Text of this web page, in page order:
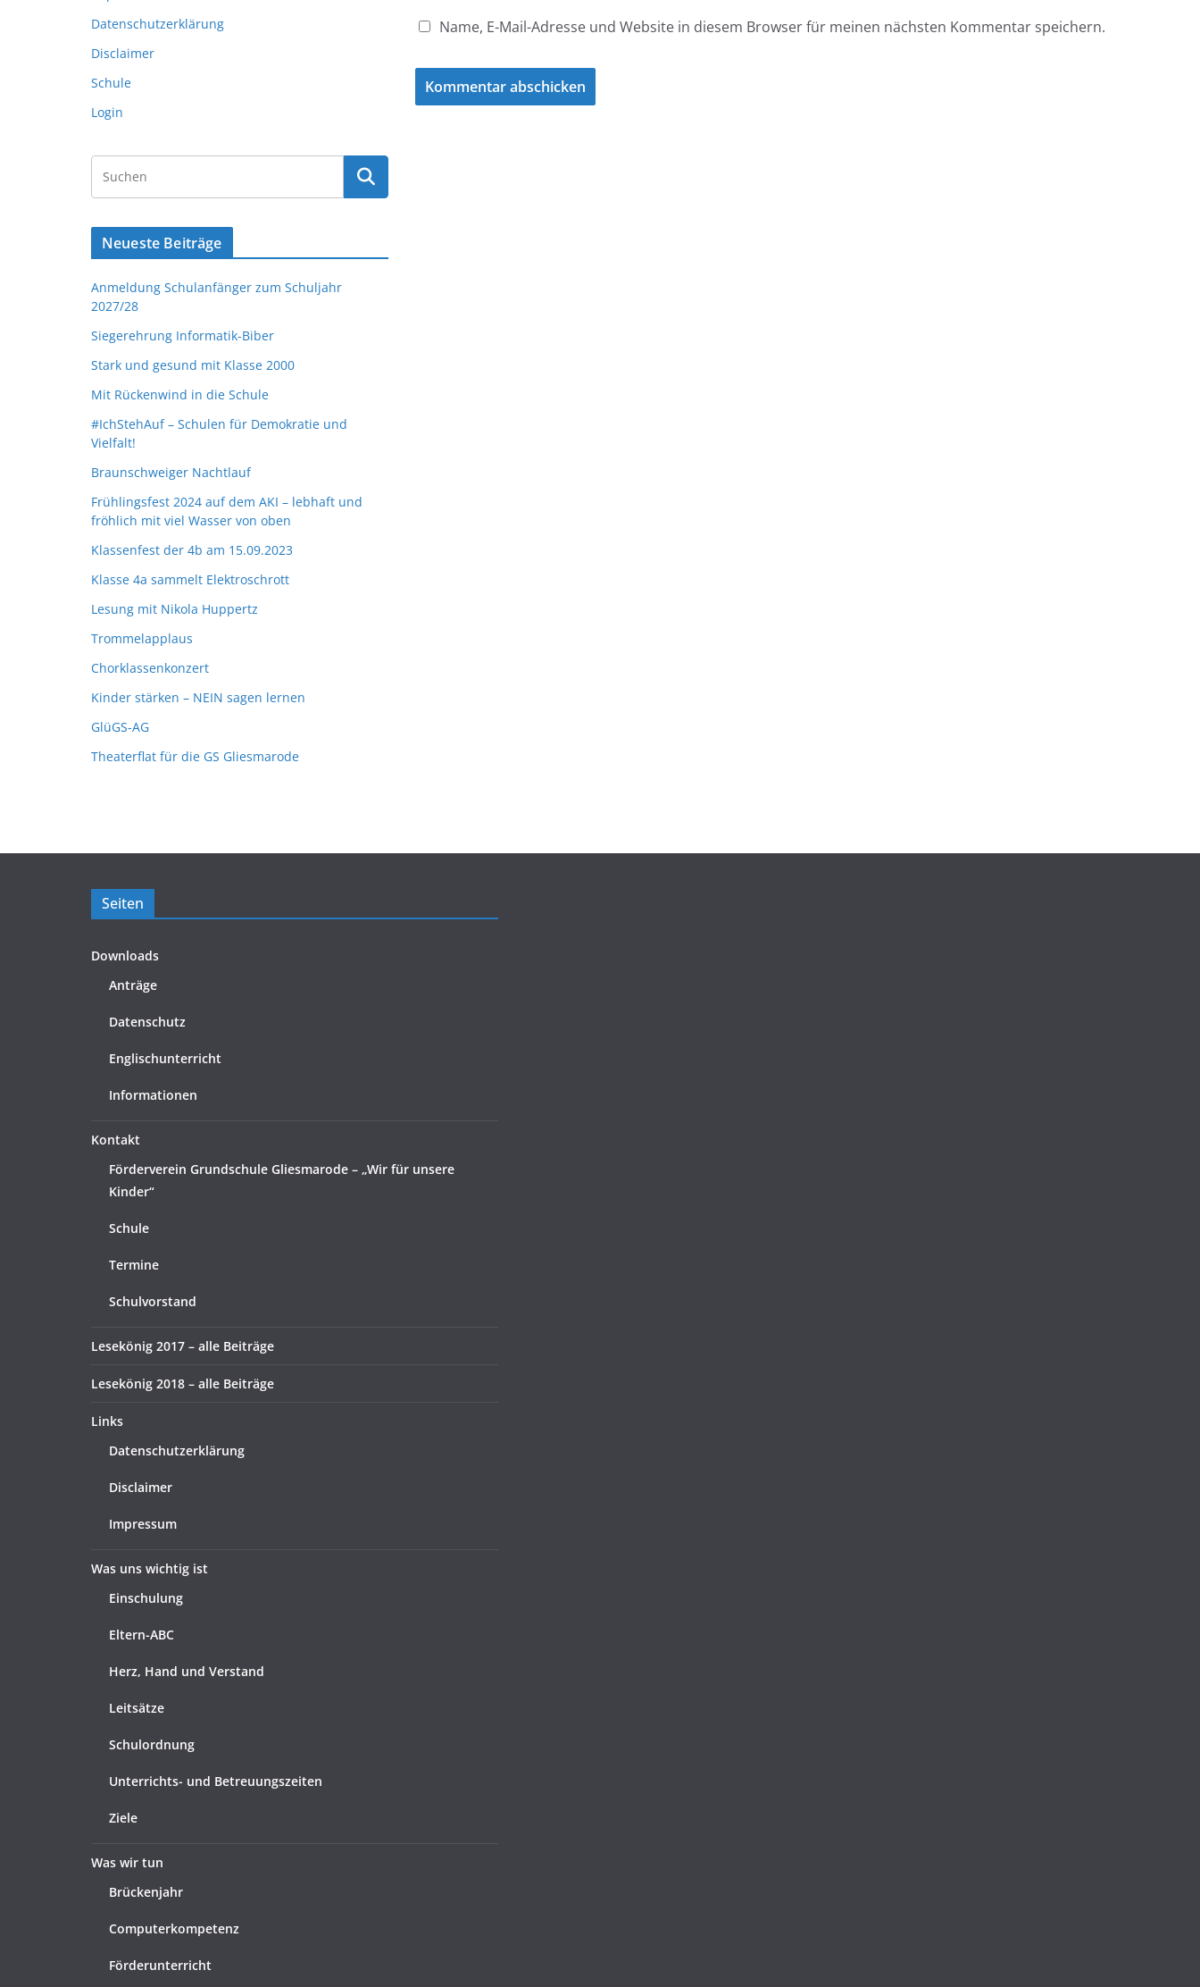
Name, E-Mail-Adresse und Website in diesem Browser für meinen nächsten Kommentar speichern.
Datenschutzerklärung
Disclaimer
Schule
Login
Neueste Beiträge
Anmeldung Schulanfänger zum Schuljahr
2027/28
Siegerehrung Informatik-Biber
Stark und gesund mit Klasse 2000
Mit Rückenwind in die Schule
#IchStehAuf – Schulen für Demokratie und
Vielfalt!
Braunschweiger Nachtlauf
Frühlingsfest 2024 auf dem AKI – lebhaft und
fröhlich mit viel Wasser von oben
Klassenfest der 4b am 15.09.2023
Klasse 4a sammelt Elektroschrott
Lesung mit Nikola Huppertz
Trommelapplaus
Chorklassenkonzert
Kinder stärken – NEIN sagen lernen
GlüGS-AG
Theaterflat für die GS Gliesmarode
Seiten
Downloads
Anträge
Datenschutz
Englischunterricht
Informationen
Kontakt
Förderverein Grundschule Gliesmarode – „Wir für unsere
Kinder“
Schule
Termine
Schulvorstand
Lesekönig 2017 – alle Beiträge
Lesekönig 2018 – alle Beiträge
Links
Datenschutzerklärung
Disclaimer
Impressum
Was uns wichtig ist
Einschulung
Eltern-ABC
Herz, Hand und Verstand
Leitsätze
Schulordnung
Unterrichts- und Betreuungszeiten
Ziele
Was wir tun
Brückenjahr
Computerkompetenz
Förderunterricht